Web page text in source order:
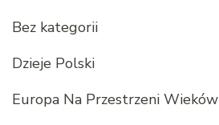
Bez kategorii
Dzieje Polski
Europa Na Przestrzeni Wieków